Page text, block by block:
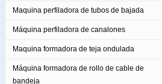
Maquina perfiladora de tubos de bajada
Máquina perfiladora de canalones
Maquina formadora de teja ondulada
Máquina formadora de rollo de cable de
bandeja